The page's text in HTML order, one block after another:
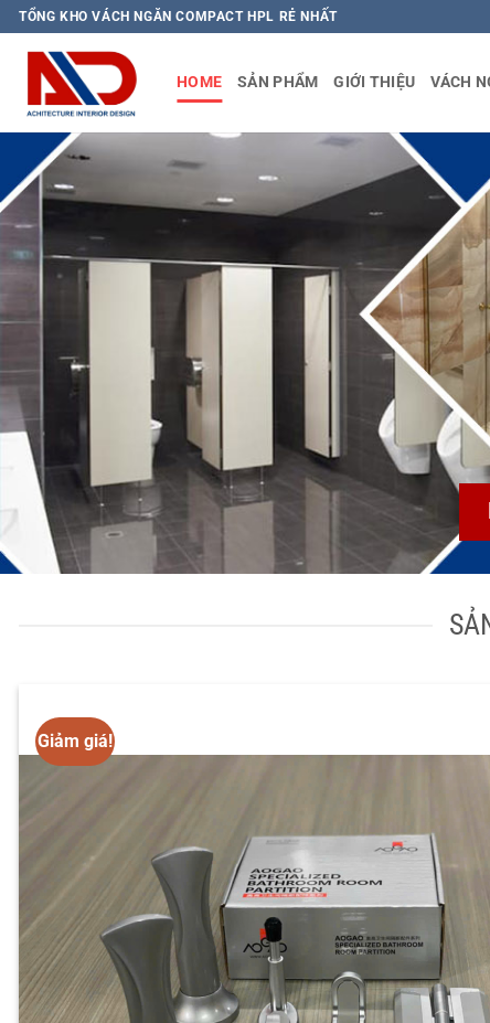
Bỏ
qua
TỔNG KHO VÁCH NGĂN COMPACT HPL RẺ NHẤT
HOME SẢN PHẨM GIỚI THIỆU VÁCH
Giảm giá!